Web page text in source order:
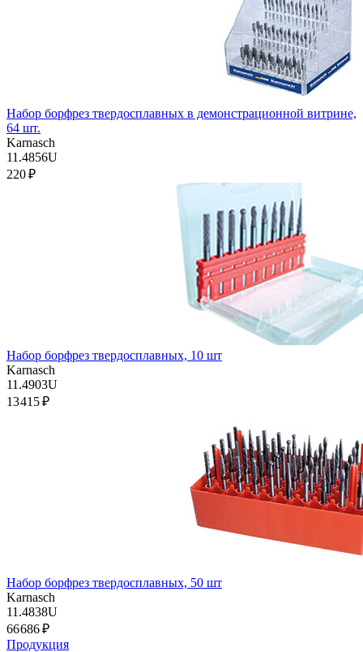
Набор борфрез твердосплавных в демонстрационной витрине,
64 шт.
Karnasch
11.4856U
220 ₽
Набор борфрез твердосплавных, 10 шт
Karnasch
11.4903U
13 415 ₽
Набор борфрез твердосплавных, 50 шт
Karnasch
11.4838U
66 686 ₽
Продукция